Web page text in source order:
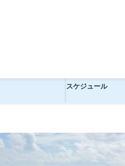
く！伊豆大島日
スケジュール